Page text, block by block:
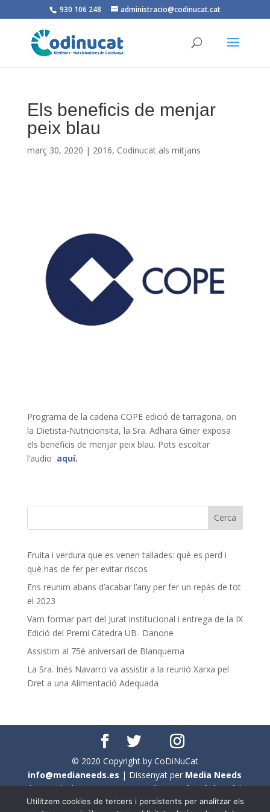
930 106 248 administracio@codinucat.cat
Els beneficis de menjar
peix blau
març 30, 2020 | 2016, Codinucat als mitjans
Programa de la cadena COPE edició de tarragona, on
la Dietista-Nutricionsita, la Sra. Adhara Giner exposa
els beneficis de menjar peix blau. Pots escoltar
l’audio aquí.
Fruita i verdura que es venen tallades: què es perd i
què has de fer per evitar riscos
Ens reunim abans d’acabar l’any per fer un repàs de tot
el 2023
Vam formar part del Jurat institucional i entrega de la IX
Edició del Premi Càtedra UB- Danone
Assistim al 75è aniversari de Blanquerna
La Sra. Inés Navarro va assistir a la reunió Xarxa pel
Dret a una Alimentació Adequada
© 2020 Copyright by CoDiNuCat
info@medianeeds.es | Dissenyat per Media Needs
| Tots els drets reservats aCoDiNuCat |Avís legal|
Avís per cookies
Utilitzem cookies de tercers i persistents per analitzar els